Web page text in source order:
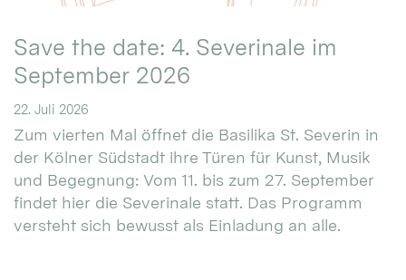
Save the date: 4. Severinale im
September 2026
22. Juli 2026
Zum vierten Mal öffnet die Basilika St. Severin in
der Kölner Südstadt ihre Türen für Kunst, Musik
und Begegnung: Vom 11. bis zum 27. September
findet hier die Severinale statt. Das Programm
versteht sich bewusst als Einladung an alle.